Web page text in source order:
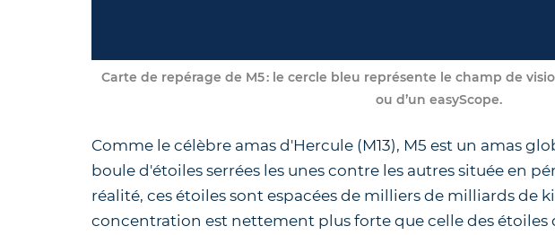
Carte de repérage de M5 : le cercle bleu représente le champ de
ou d’un easyScope.
Comme le célèbre amas d'Hercule (M13), M5 est un amas
boule d'étoiles serrées les unes contre les autres située en
réalité, ces étoiles sont espacées de milliers de milliards de
concentration est nettement plus forte que celle des